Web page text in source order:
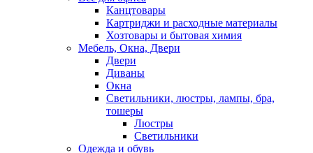
Канцтовары
Картриджи и расходные материалы
Хозтовары и бытовая химия
Мебель, Окна, Двери
Двери
Диваны
Окна
Светильники, люстры, лампы, бра,
тошеры
Люстры
Светильники
Одежда и обувь